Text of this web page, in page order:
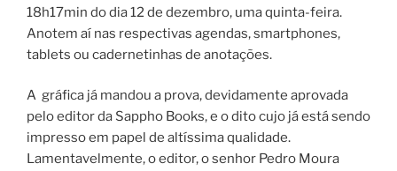
18h17min do dia 12 de dezembro, uma quinta-feira.
Anotem aí nas respectivas agendas, smartphones,
tablets ou cadernetinhas de anotações.
A gráfica já mandou a prova, devidamente aprovada
pelo editor da Sappho Books, e o dito cujo já está sendo
impresso em papel de altíssima qualidade.
Lamentavelmente, o editor, o senhor Pedro Moura